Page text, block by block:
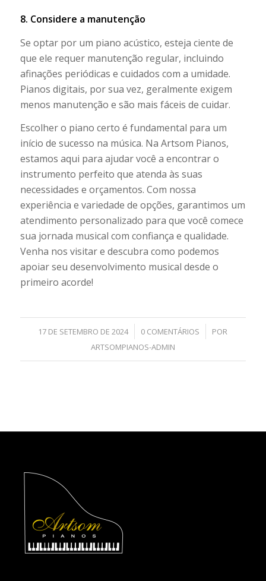
8. Considere a manutenção
Se optar por um piano acústico, esteja ciente de
que ele requer manutenção regular, incluindo
afinações periódicas e cuidados com a umidade.
Pianos digitais, por sua vez, geralmente exigem
menos manutenção e são mais fáceis de cuidar.
Escolher o piano certo é fundamental para um
início de sucesso na música. Na Artsom Pianos,
estamos aqui para ajudar você a encontrar o
instrumento perfeito que atenda às suas
necessidades e orçamentos. Com nossa
experiência e variedade de opções, garantimos um
atendimento personalizado para que você comece
sua jornada musical com confiança e qualidade.
Venha nos visitar e descubra como podemos
apoiar seu desenvolvimento musical desde o
primeiro acorde!
17 DE SETEMBRO DE 2024
/ 0 COMENTÁRIOS
/
POR
ARTSOMPIANOS-ADMIN